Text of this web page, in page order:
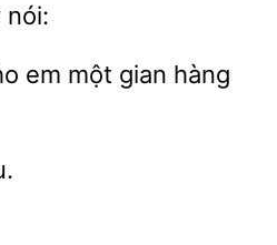
nói:
em một gian